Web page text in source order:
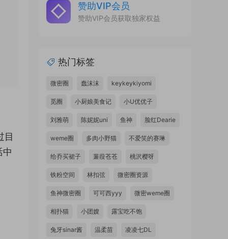
目
中
赞助VIP会员
赞助VIP会员获取独家权益
热门标签
微密圈 蠢沫沫 keykeykiyomi
觅圈 小厨娘美食记 小U优优子
刘雅萌 陈妮妮uni 鱼神 脸红Dearie
weme圈 多肉小野猫 不爱笑的赛琳
给乔买裙子 蒹葭苍苍 桃沢樱呀
铁粉空间 林扣弦 微密圈资源
鱼神微密圈 可可西yyy 微密weme圈
相扑猫 小团嫂 露宝吃不饱
兔牙sinar酱 温柔苗 凌凌七DL